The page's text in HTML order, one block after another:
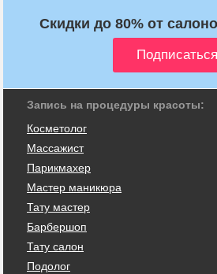
Скидки до 80% от
Запись на процедуры красоты:
Косметолог
Массажист
Парикмахер
Мастер маникюра
Тату мастер
Барбершоп
Тату салон
Подолог